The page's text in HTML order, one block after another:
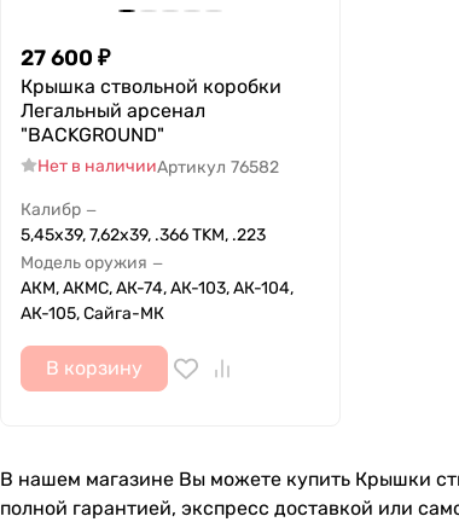
27 600 ₽
Крышка ствольной коробки
Легальный арсенал
"BACKGROUND"
Нет в наличииАртикул 76582
Калибр —
5,45х39, 7,62x39, .366 TKM, .223
Модель оружия —
АКМ, АКМС, АК-74, АК-103, АК-104,
АК-105, Сайга-МК
В корзину
В нашем магазине Вы можете купить Крышки
полной гарантией, экспресс доставкой или